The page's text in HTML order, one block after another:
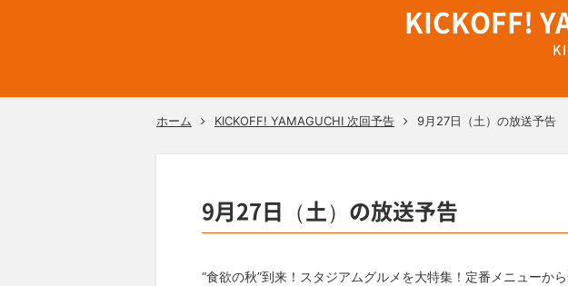
KICKOFF!
ホーム KICKOFF! YAMAGUCHI 次回予告 9月27日（土）の放送予告
9月27日（土）の放送予告
“食欲の秋”到来！スタジアムグルメを大特集！定番メニューか